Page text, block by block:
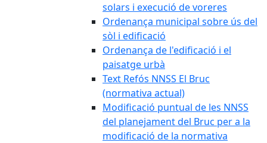
solars i execució de voreres
Ordenança municipal sobre ús del
sòl i edificació
Ordenança de l'edificació i el
paisatge urbà
Text Refós NNSS El Bruc
(normativa actual)
Modificació puntual de les NNSS
del planejament del Bruc per a la
modificació de la normativa